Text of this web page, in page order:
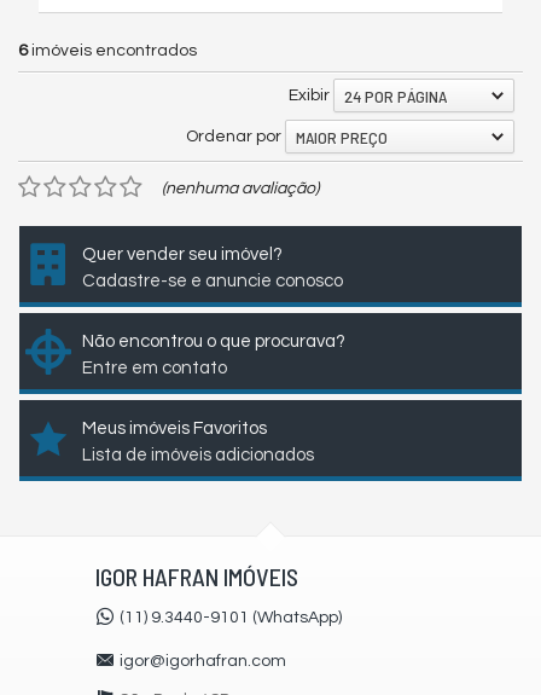
6imóveis encontrados
Exibir 24 POR PÁGINA
Ordenar por MAIOR PREÇO
(nenhuma avaliação)
Quer vender seu imóvel?
Cadastre-se e anuncie conosco
Não encontrou o que procurava?
Entre em contato
Meus imóveis Favoritos
Lista de imóveis adicionados
IGOR HAFRAN IMÓVEIS
(11) 9.3440-9101 (WhatsApp)
igor@igorhafran.com